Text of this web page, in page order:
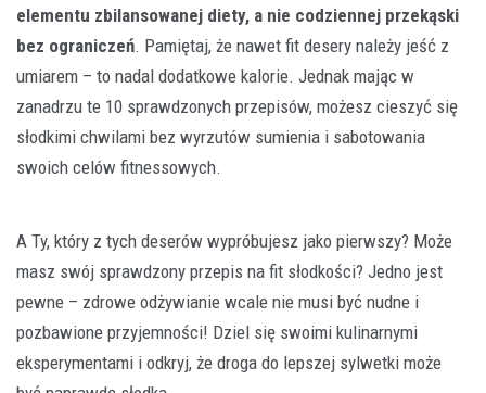
elementu zbilansowanej diety, a nie codziennej przekąski
bez ograniczeń. Pamiętaj, że nawet fit desery należy jeść z
umiarem – to nadal dodatkowe kalorie. Jednak mając w
zanadrzu te 10 sprawdzonych przepisów, możesz cieszyć się
słodkimi chwilami bez wyrzutów sumienia i sabotowania
swoich celów fitnessowych.
A Ty, który z tych deserów wypróbujesz jako pierwszy? Może
masz swój sprawdzony przepis na fit słodkości? Jedno jest
pewne – zdrowe odżywianie wcale nie musi być nudne i
pozbawione przyjemności! Dziel się swoimi kulinarnymi
eksperymentami i odkryj, że droga do lepszej sylwetki może